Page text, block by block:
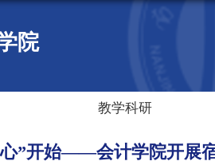
院
教学科研
”开始——会计学院开展